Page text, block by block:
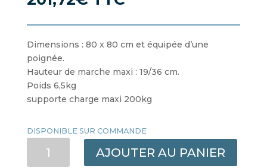
Dimensions : 80 x 80 cm et équipée d’une
poignée.
Hauteur de marche maxi : 19/36 cm.
Poids 6,5kg
supporte charge maxi 200kg
DISPONIBLE SUR COMMANDE
AJOUTER AU PANIER